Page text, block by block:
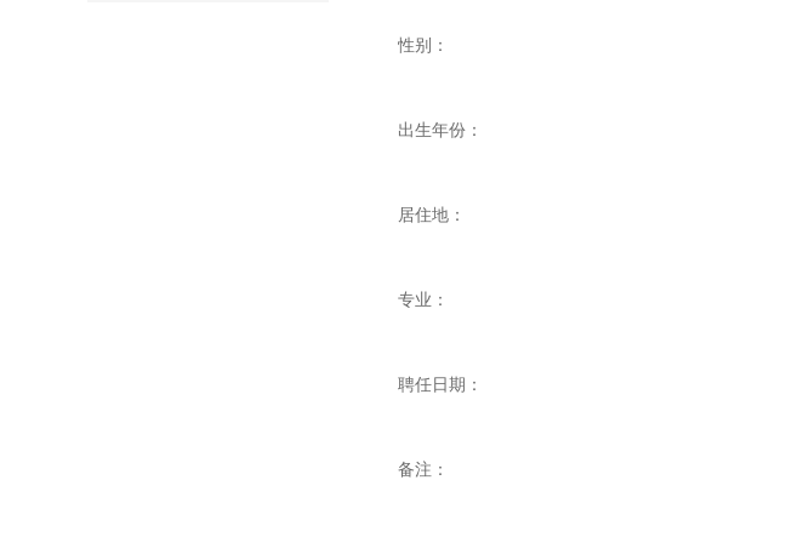
性别：
出生年份：
居住地：
专业：
聘任日期：
备注：